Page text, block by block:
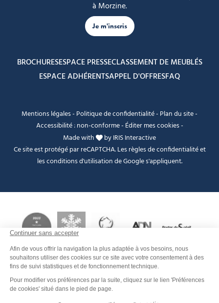
à Morzine.
Je m'inscris
BROCHURESESPACE PRESSECLASSEMENT DE MEUBLÉS
ESPACE ADHÉRENTSAPPEL D'OFFRESFAQ
Mentions légales- Politique de confidentialité- Plan du site-
Accessibilité : non-conforme- Éditer mes cookies-
Made with
byIRIS Interactive
Ce site est protégé par reCAPTCHA. Lesrègles de confidentialitéet
lesconditions d'utilisationde Google s'appliquent.
FANFOUÉ
Je peux t'aider ?